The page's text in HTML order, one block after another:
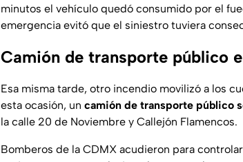
minutos el vehículo quedó consumido por el
emergencia evitó que el siniestro tuviera
Camión de transporte público
Esa misma tarde, otro incendio movilizó a los
esta ocasión, un camión de transporte público
la calle 20 de Noviembre y Callejón Flamencos.
Bomberos de la CDMX acudieron para